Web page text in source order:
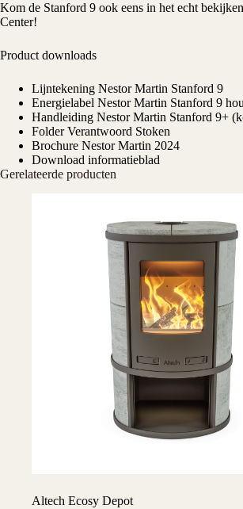
Kom de Stanford 9 ook eens in het echt
Center!
Product downloads
Lijntekening Nestor Martin Stanford 9
Energielabel Nestor Martin Stanford 9
Handleiding Nestor Martin Stanford 9+
Folder Verantwoord Stoken
Brochure Nestor Martin 2024
Download informatieblad
Gerelateerde producten
Altech Ecosy Depot